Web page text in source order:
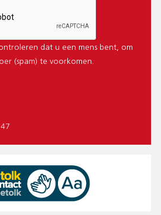
dat u een mens bent, om
(spam) te voorkomen.